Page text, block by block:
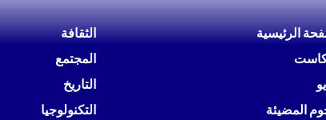
الرئيسية
المضيئة
الثقافة
المجتمع
التاريخ
التكنولوجيا